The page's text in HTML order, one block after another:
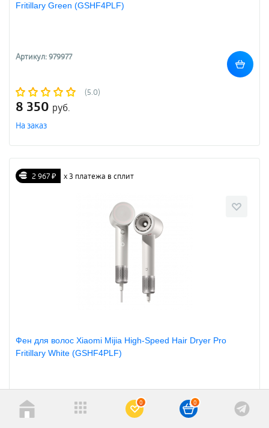
Fritillary Green (GSHF4PLF)
Артикул: 979977
(5.0)
8 350 руб.
На заказ
2 967 ₽ х 3 платежа в сплит
Фен для волос Xiaomi Mijia High-Speed Hair Dryer Pro
Fritillary White (GSHF4PLF)
Артикул: 979976 0 0